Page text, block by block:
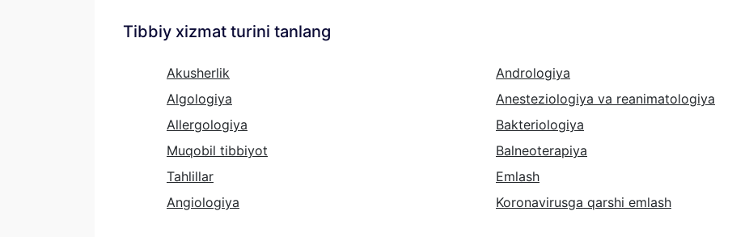
Tibbiy xizmat turini tanlang
Akusherlik
Algologiya
Allergologiya
Muqobil tibbiyot
Tahlillar
Angiologiya
Andrologiya
Anesteziologiya va reanimatologiya
Bakteriologiya
Balneoterapiya
Emlash
Koronavirusga qarshi emlash